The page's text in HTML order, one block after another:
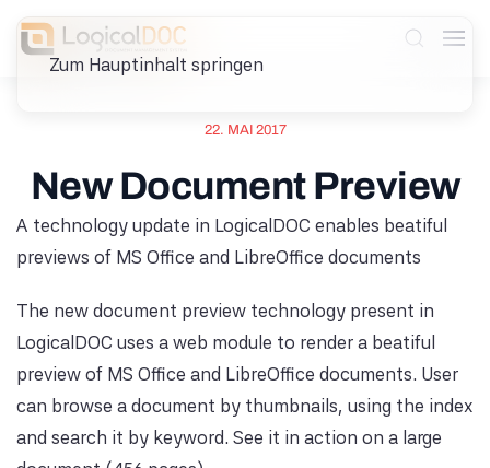
Zum Hauptinhalt springen
22. MAI 2017
New Document Preview
A technology update in LogicalDOC enables beatiful
previews of MS Office and LibreOffice documents
The new document preview technology present in
LogicalDOC uses a web module to render a beatiful
preview of MS Office and LibreOffice documents. User
can browse a document by thumbnails, using the index
and search it by keyword. See it in action on a large